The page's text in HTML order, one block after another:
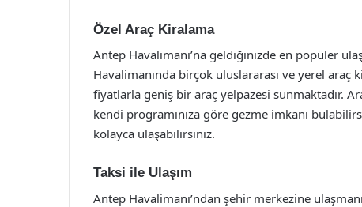
Özel Araç Kiralama
Antep Havalimanı’na geldiğinizde en popüler
Havalimanında birçok uluslararası ve yerel
fiyatlarla geniş bir araç yelpazesi sunmaktadır.
kendi programınıza göre gezme imkanı
kolayca ulaşabilirsiniz.
Taksi ile Ulaşım
Antep Havalimanı’ndan şehir merkezine